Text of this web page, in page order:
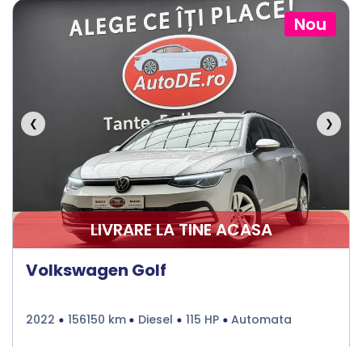
Nou
❮ ❯
LIVRARE LA TINE ACASA
Volkswagen Golf
2022 156150 km Diesel 115 HP Automata